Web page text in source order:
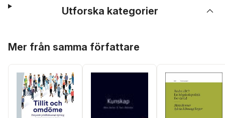
Utforska kategorier
Mer från samma författare